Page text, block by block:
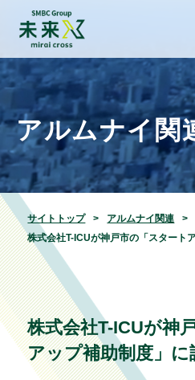
アルムナイ関
サイトトップ
アルムナイ関連
株式会社T-ICUが神
アップ補助制度」